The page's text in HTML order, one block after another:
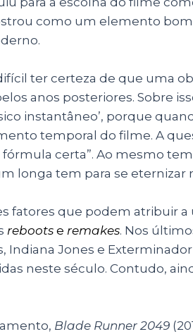
como um elemento
ter certeza de que uma
anos posteriores. Sobre
instantâneo’, porque
temporal do filme. A
fórmula certa”. Ao mesmo
longa tem para se eternizar
fatores que podem atribuir
reboots e remakes. Nos
Indiana Jones e
neste século. Contudo,
Blade Runner 2049